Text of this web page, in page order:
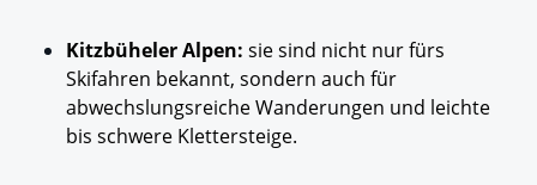
Kitzbüheler Alpen: sie sind nicht nur fürs
Skifahren bekannt, sondern auch für
abwechslungsreiche Wanderungen und leichte
bis schwere Klettersteige.